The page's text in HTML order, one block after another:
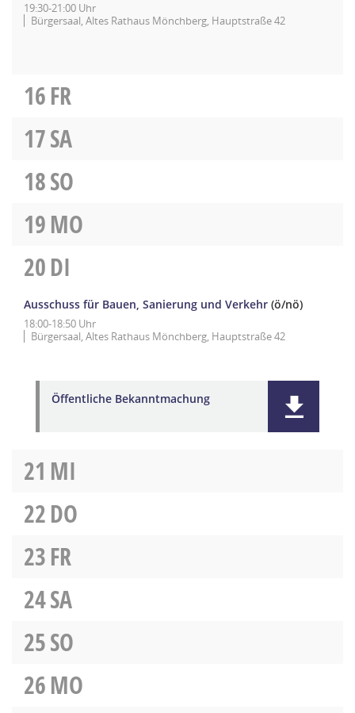
19:30-21:00 Uhr
Bürgersaal, Altes Rathaus Mönchberg, Hauptstraße 42
16FR
17SA
18SO
19MO
20DI
Ausschuss für Bauen, Sanierung und Verkehr (ö/nö)
18:00-18:50 Uhr
Bürgersaal, Altes Rathaus Mönchberg, Hauptstraße 42
Öffentliche Bekanntmachung
21 MI
22DO
23FR
24SA
25SO
26MO